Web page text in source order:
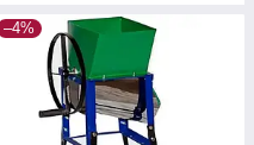
–4%